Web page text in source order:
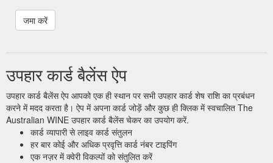
उपहार कार्ड बैलेंस ऐप
उपहार कार्ड बैलेंस ऐप आपको एक ही स्थान पर सभी उपहार कार्ड शेष राशि का प्रबंधन
करने में मदद करता है। ऐप में अपना कार्ड जोड़ें और कुछ ही क्लिक में स्वचालित The
Australian WINE उपहार कार्ड बैलेंस चेकर का उपयोग करें.
कार्ड व्यापारी से लाइव कार्ड संतुलन
हर बार कोई और अधिक प्रवृत्ति कार्ड नंबर टाइपिंग
एक नज़र में क्वेरी विकल्पों को संतुलित करें